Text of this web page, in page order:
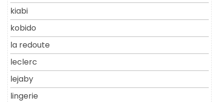
kiabi
kobido
la redoute
leclerc
lejaby
lingerie